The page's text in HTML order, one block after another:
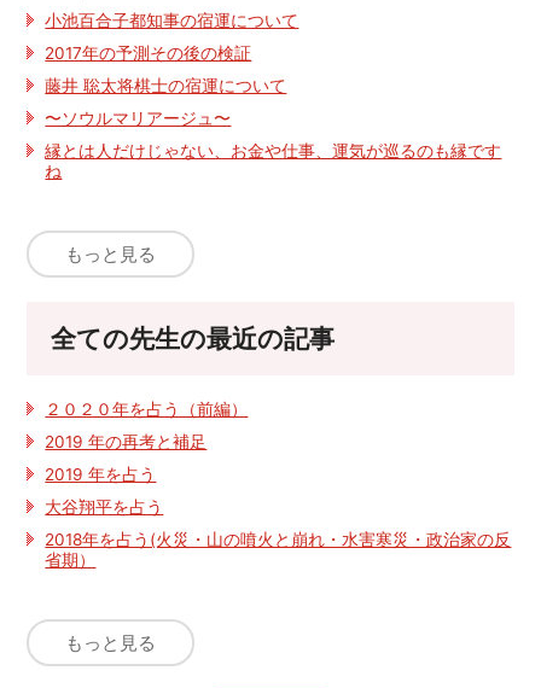
小池百合子都知事の宿運について
2017年の予測その後の検証
藤井 聡太将棋士の宿運について
〜ソウルマリアージュ〜
縁とは人だけじゃない、お金や仕事、運気が巡るのも縁です
ね
もっと見る
全ての先生の最近の記事
２０２０年を占う（前編）
2019 年の再考と補足
2019 年を占う
大谷翔平を占う
2018年を占う(火災・山の噴火と崩れ・水害寒災・政治家の反
省期）
もっと見る